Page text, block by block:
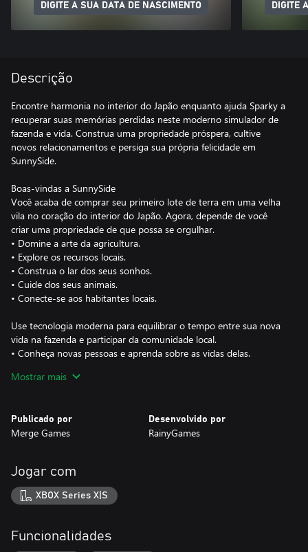
DIGITE A SUA DATA DE NASCIMENTO DIGITE
Descrição
Encontre harmonia no interior do Japão enquanto ajuda Sparky a
recuperar suas memórias perdidas neste moderno simulador de
fazenda e vida. Construa uma propriedade próspera, cultive
novos relacionamentos e persiga sua própria felicidade em
SunnySide.
Boas-vindas a SunnySide
Você acaba de comprar seu primeiro lote de terra em uma velha
vila no coração do interior do Japão. Agora, depende de você
criar uma propriedade de que possa se orgulhar.
• Domine a arte da agricultura.
• Explore os recursos locais.
• Construa o lar dos seus sonhos.
• Cuide dos seus animais.
• Conecte-se aos habitantes locais.
Use tecnologia moderna para equilibrar o tempo entre sua nova
vida na fazenda e participar da comunidade local.
• Conheça novas pessoas e aprenda sobre as vidas delas.
• Passe tempo na vila e na cidade.
Seja Você!
Com foco na individualidade, SunnySide está cheio de liberdade
• Crie seu personagem principal.
• Construa qualquer coisa em qualquer lugar no seu próprio
terreno.
• Personalize seu telefone e drone.
Mova-se no seu próprio ritmo e siga seu próprio caminho. O
Mostrar mais
Publicado por
Merge Games
Desenvolvido por
RainyGames
Jogar com
XBOX Series X|S
Funcionalidades